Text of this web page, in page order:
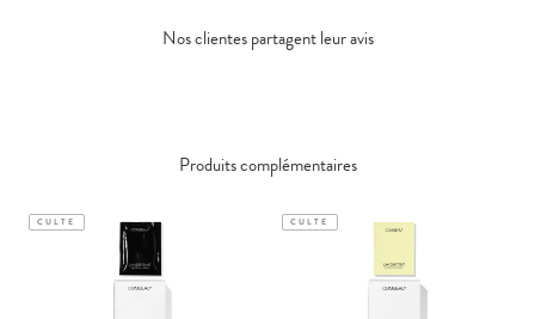
Nos clientes partagent leur avis
Produits complémentaires
CULTE CULTE